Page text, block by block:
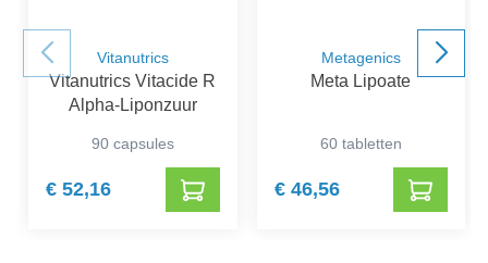
Vitanutrics
Vitanutrics Vitacide R
Alpha-Liponzuur
90 capsules
€ 52,16
Metagenics
Meta Lipoate
60 tabletten
€ 46,56